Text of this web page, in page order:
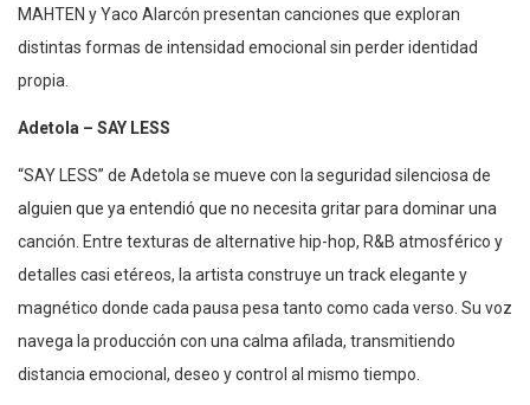
MAHTEN y Yaco Alarcón presentan canciones que exploran
distintas formas de intensidad emocional sin perder identidad
propia.
Adetola – SAY LESS
“SAY LESS” de Adetola se mueve con la seguridad silenciosa de
alguien que ya entendió que no necesita gritar para dominar una
canción. Entre texturas de alternative hip-hop, R&B atmosférico y
detalles casi etéreos, la artista construye un track elegante y
magnético donde cada pausa pesa tanto como cada verso. Su voz
navega la producción con una calma afilada, transmitiendo
distancia emocional, deseo y control al mismo tiempo.